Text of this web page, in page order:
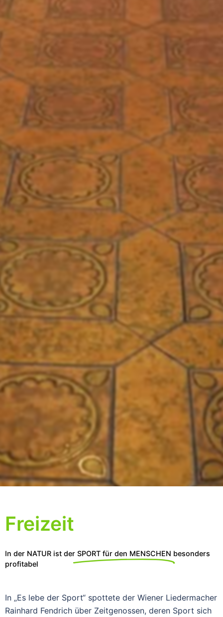
Freizeit
In der NATUR ist der SPORT für den MENSCHEN besonders
profitabel
In „Es lebe der Sport“ spottete der Wiener Liedermacher
Rainhard Fendrich über Zeitgenossen, deren Sport sich